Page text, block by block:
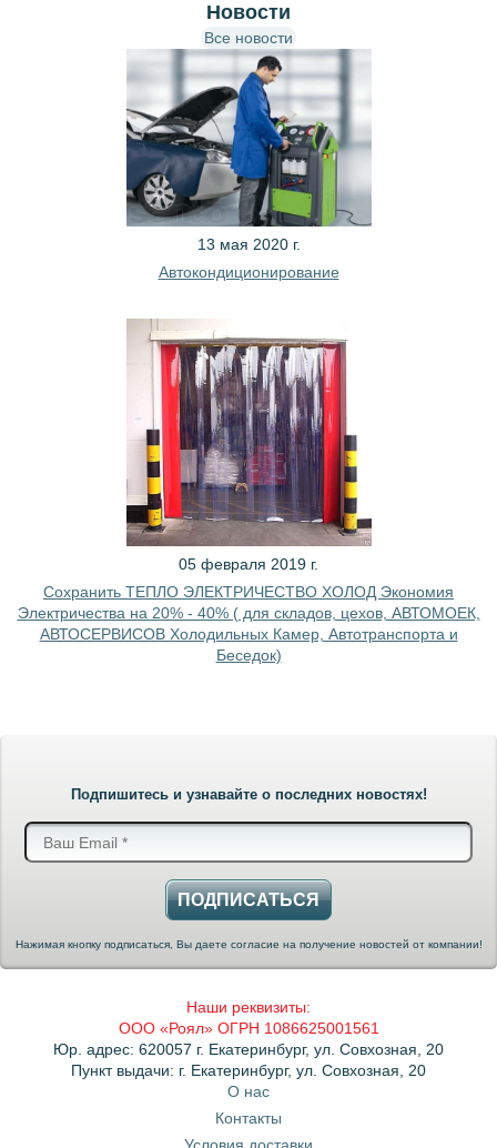
Новости
Все новости
13 мая 2020 г.
Автокондиционирование
05 февраля 2019 г.
Сохранить ТЕПЛО ЭЛЕКТРИЧЕСТВО ХОЛОД Экономия
Электричества на 20% - 40% ( для складов, цехов, АВТОМОЕК,
АВТОСЕРВИСОВ Холодильных Камер, Автотранспорта и
Беседок)
Подпишитесь и узнавайте о последних новостях!
ПОДПИСАТЬСЯ
Нажимая кнопку подписаться, Вы даете согласие на получение новостей от компании!
Наши реквизиты:
ООО «Роял» ОГРН 1086625001561
Юр. адрес: 620057 г. Екатеринбург, ул. Совхозная, 20
Пункт выдачи: г. Екатеринбург, ул. Совхозная, 20
О нас
Контакты